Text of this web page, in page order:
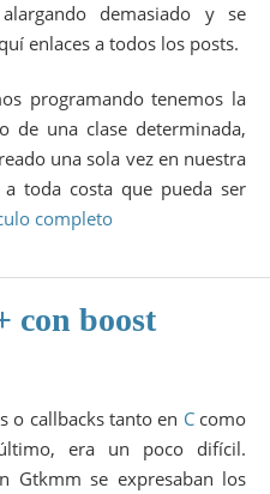
demasiado y se
enlaces a todos los posts.
programando tenemos la
de una clase determinada,
una sola vez en nuestra
toda costa que pueda ser
completo
con boost
o callbacks tanto en Ccomo
era un poco difícil.
Gtkmm se expresaban los